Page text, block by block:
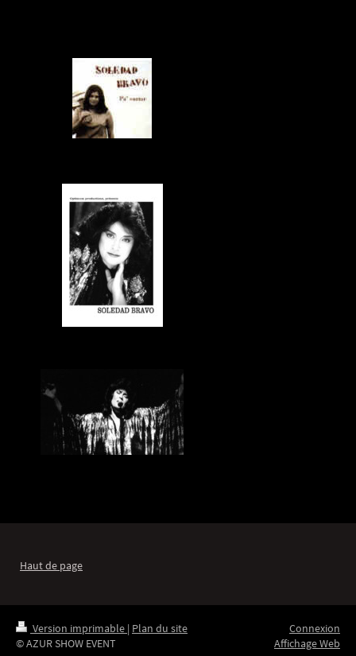
Haut de page
Version imprimable | Plan du site
© AZUR SHOW EVENT
Connexion
Affichage Web